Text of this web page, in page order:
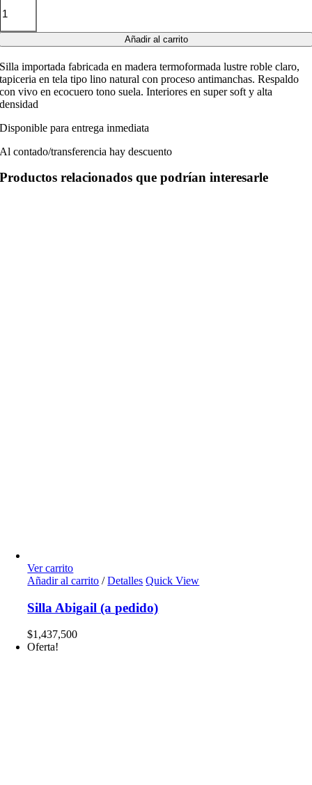
Añadir al carrito
Silla importada fabricada en madera termoformada lustre roble claro,
tapiceria en tela tipo lino natural con proceso antimanchas. Respaldo
con vivo en ecocuero tono suela. Interiores en super soft y alta
densidad
Disponible para entrega inmediata
Al contado/transferencia hay descuento
Productos relacionados que podrían interesarle
Ver carrito
Añadir al carrito / Detalles Quick View
Silla Abigail (a pedido)
$1,437,500
Oferta!